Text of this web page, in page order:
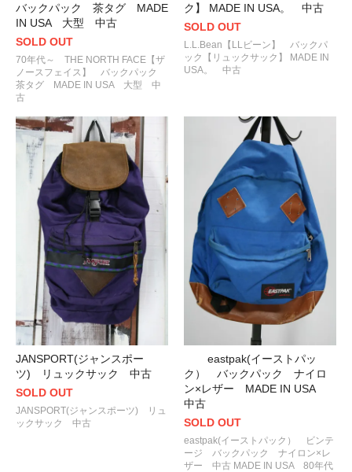
バックパック 茶タグ MADE
IN USA 大型 中古
SOLD OUT
70年代～ THE NORTH FACE【ザ
ノースフェイス】 バックパック
茶タグ MADE IN USA 大型 中
古
ク】 MADE IN USA。 中古
SOLD OUT
L.L.Bean【LLビーン】 バックパ
ック【リュックサック】 MADE IN
USA。 中古
JANSPORT(ジャンスポー
ツ) リュックサック 中古
SOLD OUT
JANSPORT(ジャンスポーツ) リュ
ックサック 中古
eastpak(イーストパッ
ク） バックパック ナイロ
ン×レザー MADE IN USA
中古
SOLD OUT
eastpak(イーストパック） ビンテ
ージ バックパック ナイロン×レ
ザー 中古 MADE IN USA 80年代